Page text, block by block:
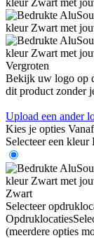
Vergroten
Bekijk uw logo op
dit product zonder
Upload een ander
Kies je opties Vanaf
Selecteer een kleur
Zwart
Selecteer
Opdruklocaties
(meerdere opties